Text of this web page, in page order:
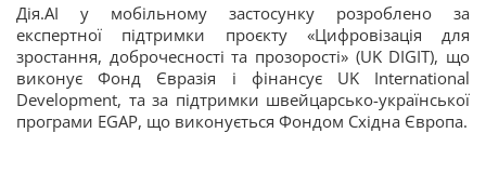
Дія.АІ у мобільному застосунку розроблено за
експертної підтримки проєкту «Цифровізація для
зростання, доброчесності та прозорості» (UK DIGIT), що
виконує Фонд Євразія і фінансує UK International
Development, та за підтримки швейцарсько-української
програми EGAP, що виконується Фондом Східна Європа.